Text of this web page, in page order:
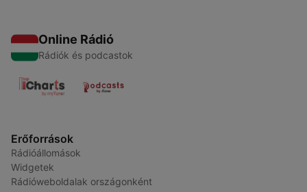
Online Rádió
Rádiók és podcastok
Erőforrások
Rádióállomások
Widgetek
Rádióweboldalak országonként